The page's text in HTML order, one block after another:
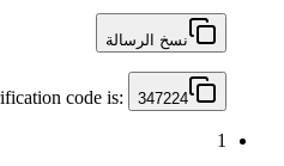
نسخ الرسالة
code is: 347224
1